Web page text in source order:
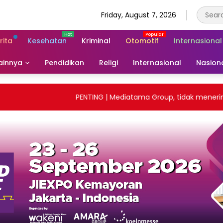
Friday, August 7, 2026
Kesehatan Kriminal Otomotif Internasional
Pendidikan Religi Internasional
PENTING | Mediatama Group, tidak menerima